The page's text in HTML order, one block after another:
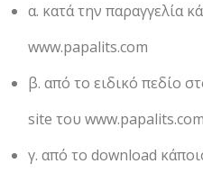
α. κατά την παραγγελία
www.papalits.com
β. από το ειδικό πεδίο
site του www.papalits.com
γ. από το download